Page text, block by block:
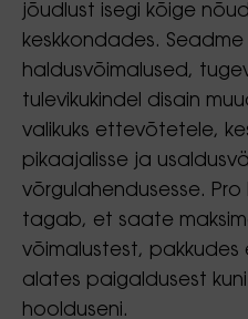
jõudlust isegi kõige
keskkondades.
haldusvõimalused,
tulevikukindel disain
valikuks ettevõtetele,
pikaajalisse ja
võrgulahendusesse. Pro
tagab, et saate
võimalustest,
alates paigaldusest
hoolduseni.